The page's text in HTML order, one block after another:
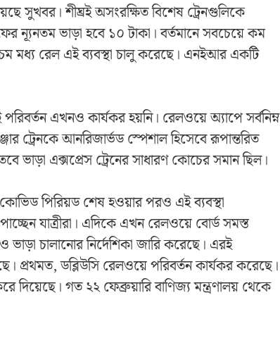
সুখবর। শীঘ্রই অসংরক্ষিত বিশেষ ট্রেনগুলিকে
ন্যূনতম ভাড়া হবে ১০ টাকা। বর্তমানে সবচেয়ে কম
মধ্য রেল এই ব্যবস্থা চালু করেছে। এনইআর একটি
পরিবর্তন এখনও কার্যকর হয়নি। রেলওয়ে অ্যাপে সর্বনিম্ন
ট্রেনকে আনরিজার্ভড স্পেশাল হিসেবে রূপান্তরিত
ভাড়া এক্সপ্রেস ট্রেনের সাধারণ কোচের সমান ছিল।
কোভিড পিরিয়ড শেষ হওয়ার পরও এই ব্যবস্থা
পাচ্ছেন যাত্রীরা। এদিকে এখন রেলওয়ে বোর্ড সমস্ত
চালানোর নির্দেশিকা জারি করেছে। এরই
প্রথমত, ডব্লিউসি রেলওয়ে পরিবর্তন কার্যকর করেছে।
দিয়েছে। গত ২২ ফেব্রুয়ারি বাণিজ্য মন্ত্রণালয় থেকে